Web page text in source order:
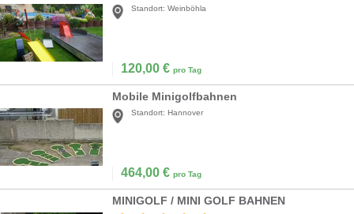
Standort: Weinböhla
120,00 € pro Tag
Mobile Minigolfbahnen
Standort: Hannover
464,00 € pro Tag
MINIGOLF / MINI GOLF BAHNEN